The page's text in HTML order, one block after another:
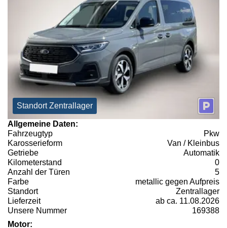
Standort Zentrallager
Allgemeine Daten:
Fahrzeugtyp
Pkw
Karosserieform
Van / Kleinbus
Getriebe
Automatik
Kilometerstand
0
Anzahl der Türen
5
Farbe
metallic gegen Aufpreis
Standort
Zentrallager
Lieferzeit
ab ca. 11.08.2026
Unsere Nummer
169388
Motor: